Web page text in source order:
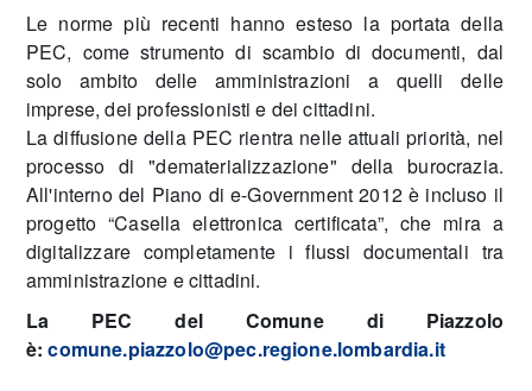
Le norme più recenti hanno esteso la portata della
PEC, come strumento di scambio di documenti, dal
solo ambito delle amministrazioni a quelli delle
imprese, dei professionisti e dei cittadini.
La diffusione della PEC rientra nelle attuali priorità, nel
processo di "dematerializzazione" della burocrazia.
All'interno del Piano di e-Government 2012 è incluso il
progetto “Casella elettronica certificata”, che mira a
digitalizzare completamente i flussi documentali tra
amministrazione e cittadini.
La PEC del Comune di Piazzolo
è:comune.piazzolo@pec.regione.lombardia.it